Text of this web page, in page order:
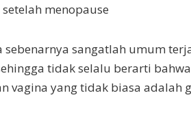
menopause
sebenarnya sangatlah umum
tidak selalu berarti
vagina yang tidak biasa adalah